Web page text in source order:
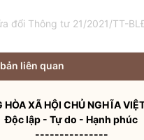
đổi Thông tư 21/2021/TT-
liên quan
HÒA XÃ HỘI CHỦ NGHĨA
Độc lập - Tự do - Hạnh phúc
---------------